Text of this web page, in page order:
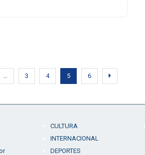
… 3 4 5 6
CULTURA
INTERNACIONAL
DEPORTES